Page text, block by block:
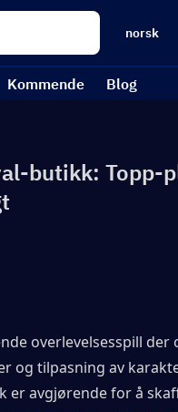
norsk
Kommende Blog
butikk: Topp-
overlevelsesspill der
og tilpasning av
er avgjørende for å